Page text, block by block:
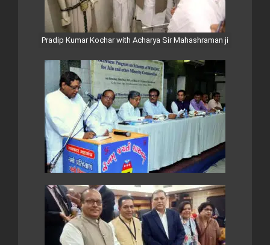
Pradip Kumar Kochar with Acharya Sir Mahashraman ji